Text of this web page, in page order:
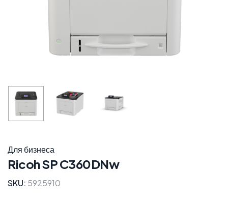
Для бизнеса
Ricoh SP C360DNw
SKU: 5925910